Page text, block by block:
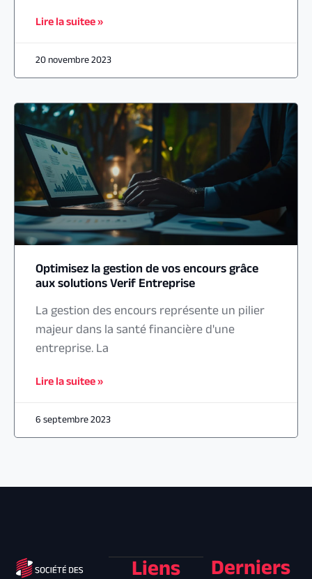
Lire la suitee »
20 novembre 2023
Optimisez la gestion de vos encours grâce
aux solutions Verif Entreprise
La gestion des encours représente un pilier
majeur dans la santé financière d'une
entreprise. La
Lire la suitee »
6 septembre 2023
Liens Derniers